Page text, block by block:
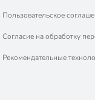
Пользовательское
Согласие на обработку
Рекомендательные